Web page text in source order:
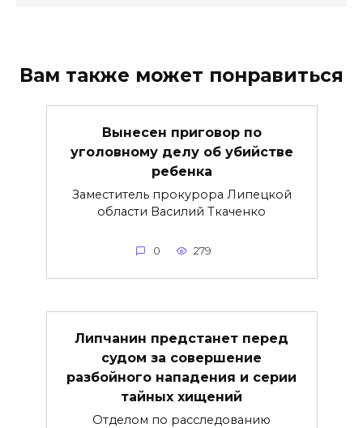
Вам также может понравиться
Вынесен приговор по
уголовному делу об убийстве
ребенка
Заместитель прокурора Липецкой
области Василий Ткаченко
0 279
Липчанин предстанет перед
судом за совершение
разбойного нападения и серии
тайных хищений
Отделом по расследованию